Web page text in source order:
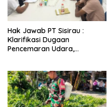
Hak Jawab PT Sisirau :
Klarifikasi Dugaan
Pencemaran Udara,